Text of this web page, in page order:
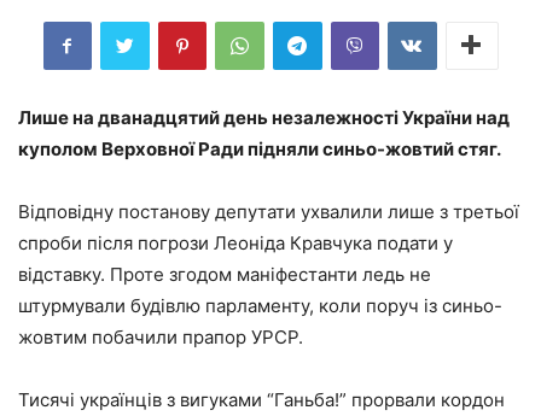
Лише на дванадцятий день незалежності України над
куполом Верховної Ради підняли синьо-жовтий стяг.
Відповідну постанову депутати ухвалили лише з третьої
спроби після погрози Леоніда Кравчука подати у
відставку. Проте згодом маніфестанти ледь не
штурмували будівлю парламенту, коли поруч із синьо-
жовтим побачили прапор УРСР.
Тисячі українців з вигуками “Ганьба!” прорвали кордон